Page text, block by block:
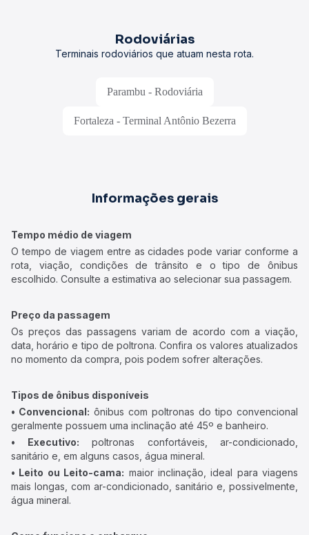
Rodoviárias
Terminais rodoviários que atuam nesta rota.
Parambu - Rodoviária
Fortaleza - Terminal Antônio Bezerra
Informações gerais
Tempo médio de viagem
O tempo de viagem entre as cidades pode variar conforme a
rota, viação, condições de trânsito e o tipo de ônibus
escolhido. Consulte a estimativa ao selecionar sua passagem.
Preço da passagem
Os preços das passagens variam de acordo com a viação,
data, horário e tipo de poltrona. Confira os valores atualizados
no momento da compra, pois podem sofrer alterações.
Tipos de ônibus disponíveis
• Convencional: ônibus com poltronas do tipo convencional
geralmente possuem uma inclinação até 45º e banheiro.
• Executivo: poltronas confortáveis, ar-condicionado,
sanitário e, em alguns casos, água mineral.
• Leito ou Leito-cama: maior inclinação, ideal para viagens
mais longas, com ar-condicionado, sanitário e, possivelmente,
água mineral.